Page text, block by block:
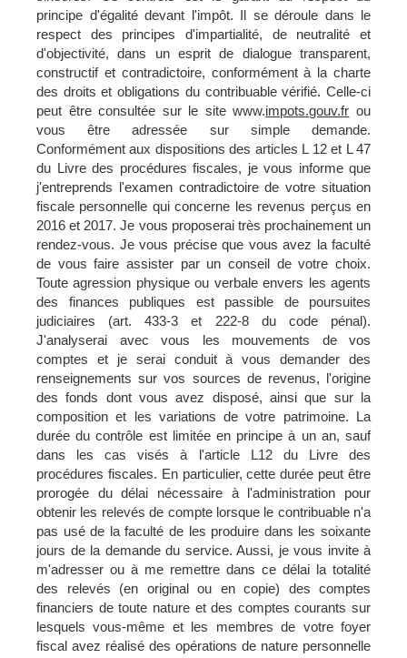
principe d'égalité devant l'impôt. Il se déroule dans le
respect des principes d'impartialité, de neutralité et
d'objectivité, dans un esprit de dialogue transparent,
constructif et contradictoire, conformément à la charte
des droits et obligations du contribuable vérifié. Celle-ci
peut être consultée sur le site www.impots.gouv.fr ou
vous être adressée sur simple demande.
Conformément aux dispositions des articles L 12 et L 47
du Livre des procédures fiscales, je vous informe que
j'entreprends l'examen contradictoire de votre situation
fiscale personnelle qui concerne les revenus perçus en
2016 et 2017. Je vous proposerai très prochainement un
rendez-vous. Je vous précise que vous avez la faculté
de vous faire assister par un conseil de votre choix.
Toute agression physique ou verbale envers les agents
des finances publiques est passible de poursuites
judiciaires (art. 433-3 et 222-8 du code pénal).
J'analyserai avec vous les mouvements de vos
comptes et je serai conduit à vous demander des
renseignements sur vos sources de revenus, l'origine
des fonds dont vous avez disposé, ainsi que sur la
composition et les variations de votre patrimoine. La
durée du contrôle est limitée en principe à un an, sauf
dans les cas visés à l'article L12 du Livre des
procédures fiscales. En particulier, cette durée peut être
prorogée du délai nécessaire à l'administration pour
obtenir les relevés de compte lorsque le contribuable n'a
pas usé de la faculté de les produire dans les soixante
jours de la demande du service. Aussi, je vous invite à
m'adresser ou à me remettre dans ce délai la totalité
des relevés (en original ou en copie) des comptes
financiers de toute nature et des comptes courants sur
lesquels vous-même et les membres de votre foyer
fiscal avez réalisé des opérations de nature personnelle